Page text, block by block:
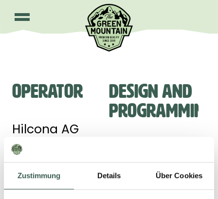
Zustimmung Details Über Cookies
IMPRINT
OPERATOR
Hilcona AG
Bendererstrasse
21
FL-9494
DESIGN AND
PROGRAMMING
Advertising
GmbH